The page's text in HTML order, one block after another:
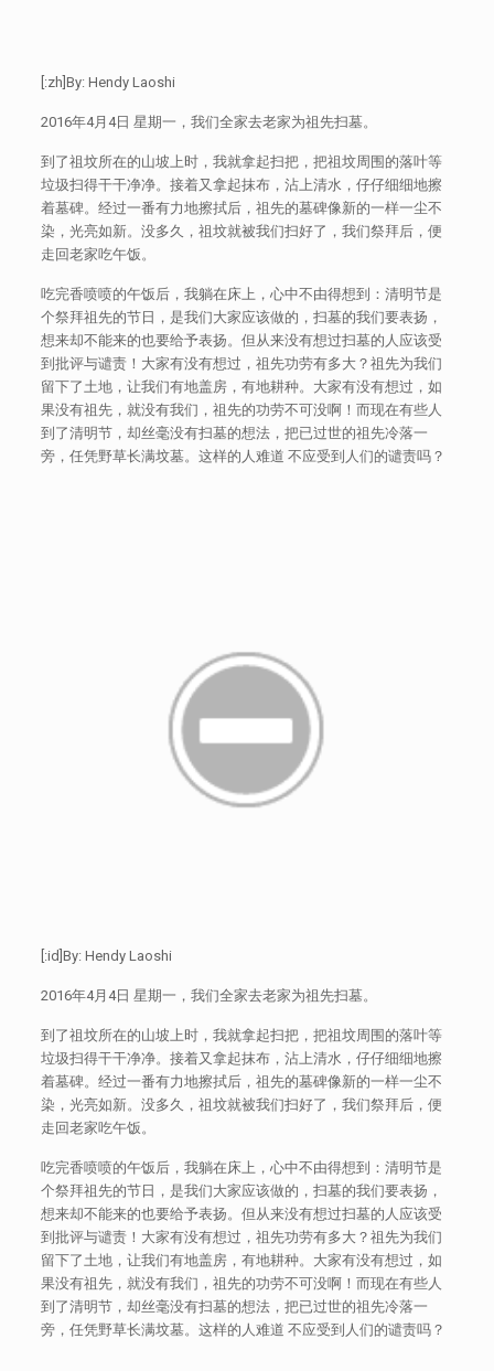
[:zh]By: Hendy Laoshi
2016年4月4日 星期一，我们全家去老家为祖先扫墓。
到了祖坟所在的山坡上时，我就拿起扫把，把祖坟周围的落叶等
垃圾扫得干干净净。接着又拿起抹布，沾上清水，仔仔细细地擦
着墓碑。经过一番有力地擦拭后，祖先的墓碑像新的一样一尘不
染，光亮如新。没多久，祖坟就被我们扫好了，我们祭拜后，便
走回老家吃午饭。
吃完香喷喷的午饭后，我躺在床上，心中不由得想到：清明节是
个祭拜祖先的节日，是我们大家应该做的，扫墓的我们要表扬，
想来却不能来的也要给予表扬。但从来没有想过扫墓的人应该受
到批评与谴责！大家有没有想过，祖先功劳有多大？祖先为我们
留下了土地，让我们有地盖房，有地耕种。大家有没有想过，如
果没有祖先，就没有我们，祖先的功劳不可没啊！而现在有些人
到了清明节，却丝毫没有扫墓的想法，把已过世的祖先冷落一
旁，任凭野草长满坟墓。这样的人难道 不应受到人们的谴责吗？
[:id]By: Hendy Laoshi
2016年4月4日 星期一，我们全家去老家为祖先扫墓。
到了祖坟所在的山坡上时，我就拿起扫把，把祖坟周围的落叶等
垃圾扫得干干净净。接着又拿起抹布，沾上清水，仔仔细细地擦
着墓碑。经过一番有力地擦拭后，祖先的墓碑像新的一样一尘不
染，光亮如新。没多久，祖坟就被我们扫好了，我们祭拜后，便
走回老家吃午饭。
吃完香喷喷的午饭后，我躺在床上，心中不由得想到：清明节是
个祭拜祖先的节日，是我们大家应该做的，扫墓的我们要表扬，
想来却不能来的也要给予表扬。但从来没有想过扫墓的人应该受
到批评与谴责！大家有没有想过，祖先功劳有多大？祖先为我们
留下了土地，让我们有地盖房，有地耕种。大家有没有想过，如
果没有祖先，就没有我们，祖先的功劳不可没啊！而现在有些人
到了清明节，却丝毫没有扫墓的想法，把已过世的祖先冷落一
旁，任凭野草长满坟墓。这样的人难道 不应受到人们的谴责吗？